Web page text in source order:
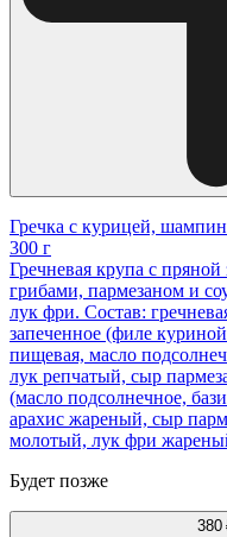
Гречка с курицей,
300 г
Гречневая крупа с
грибами, пармезаном и
лук фри. Состав:
запеченное (филе
пищевая, масло
лук репчатый, сыр
(масло подсолнечное,
арахис жареный, сыр
молотый, лук фри
Будет позже
380